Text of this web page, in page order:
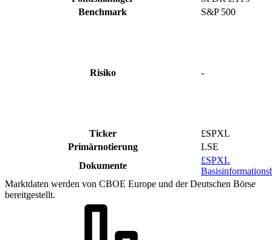
Benchmark
S&P 500
Risiko -
Ticker
£SPXL
Primärnotierung
LSE
Dokumente
£SPXL
Marktdaten werden von CBOE Europe und der Deutschen Börse
bereitgestellt.